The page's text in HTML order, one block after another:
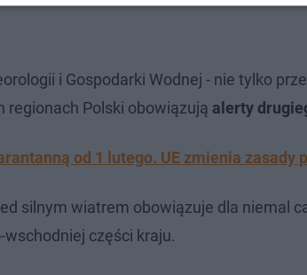
i Gospodarki Wodnej - nie tylko
regionach Polski obowiązują alerty
od 1 lutego. UE zmienia zasady
silnym wiatrem obowiązuje dla niemal
wschodniej części kraju.